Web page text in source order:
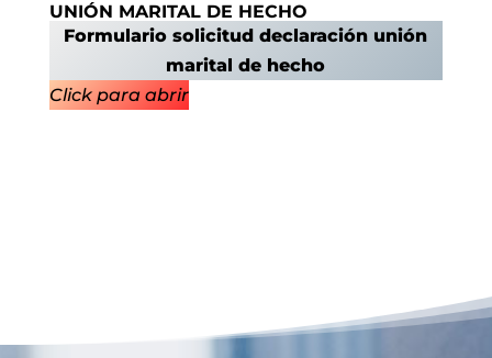
UNIÓN MARITAL DE HECHO
Formulario solicitud declaración unión
marital de hecho
Click para abrir